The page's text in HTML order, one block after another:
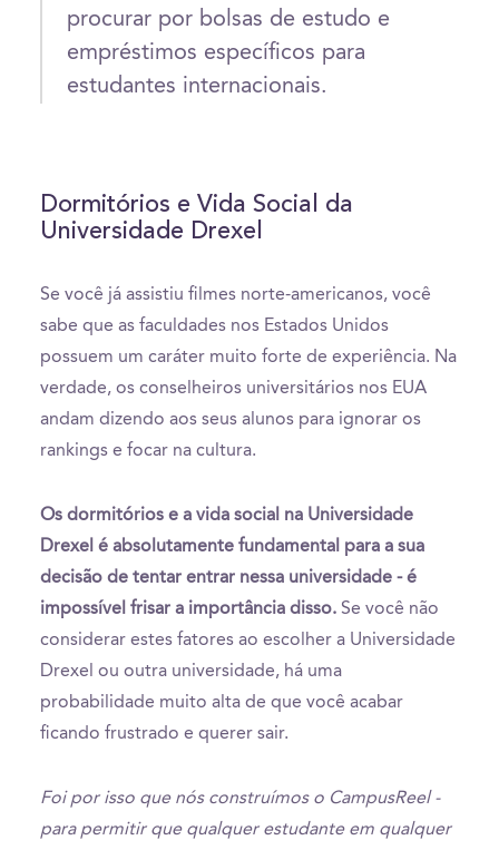
procurar por bolsas de estudo e
empréstimos específicos para
estudantes internacionais.
Dormitórios e Vida Social da
Universidade Drexel
Se você já assistiu filmes norte-americanos, você
sabe que as faculdades nos Estados Unidos
possuem um caráter muito forte de experiência. Na
verdade, os conselheiros universitários nos EUA
andam dizendo aos seus alunos para ignorar os
rankings e focar na cultura.
Os dormitórios e a vida social na Universidade
Drexel é absolutamente fundamental para a sua
decisão de tentar entrar nessa universidade - é
impossível frisar a importância disso. Se você não
considerar estes fatores ao escolher a Universidade
Drexel ou outra universidade, há uma
probabilidade muito alta de que você acabar
ficando frustrado e querer sair.
Foi por isso que nós construímos o CampusReel -
para permitir que qualquer estudante em qualquer